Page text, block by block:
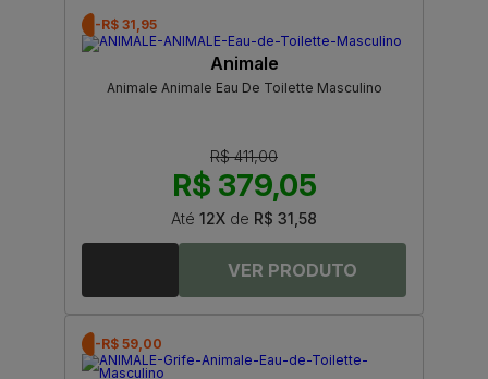
-R$ 31,95
Animale
Animale Animale Eau De Toilette Masculino
R$ 411,00
R$ 379,05
Até 12X de R$ 31,58
-R$ 59,00